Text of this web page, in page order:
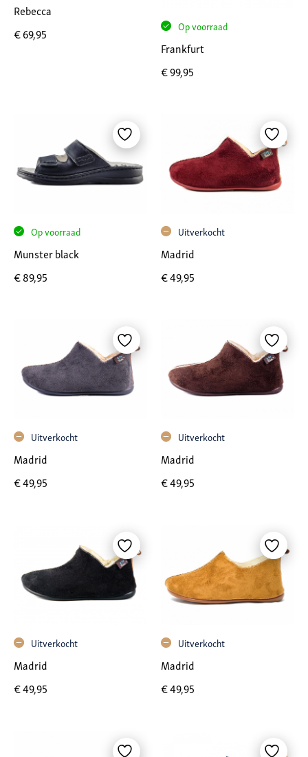
Rebecca
€69,95 Op voorraad
Frankfurt
€99,95
Op voorraad
Munster black
€89,95
Uitverkocht
Madrid
€49,95
Uitverkocht
Madrid
€49,95
Uitverkocht
Madrid
€49,95
Uitverkocht
Madrid
€49,95
Uitverkocht
Madrid
€49,95